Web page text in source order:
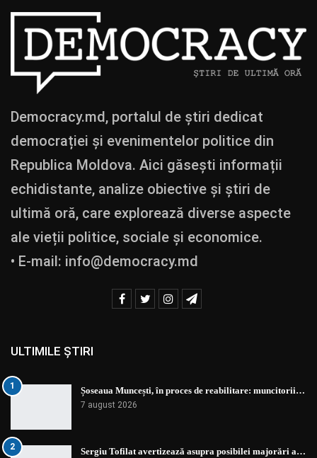
Democracy.md, portalul de știri dedicat
democrației și evenimentelor politice din
Republica Moldova. Aici găsești informații
echidistante, analize obiective și știri de
ultimă oră, care explorează diverse aspecte
ale vieții politice, sociale și economice.
• E-mail: info@democracy.md
ULTIMILE ȘTIRI
1 Șoseaua Muncești, în proces de reabilitare: muncitorii…
7 august 2026
2 Sergiu Tofilat avertizează asupra posibilei majorări a…